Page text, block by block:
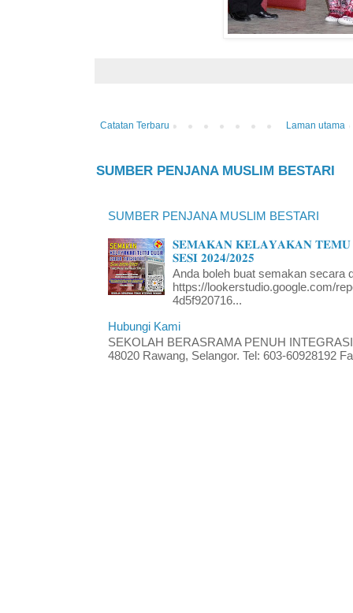
Catatan Terbaru Laman utama
SUMBER PENJANA MUSLIM BESTARI
SUMBER PENJANA MUSLIM BESTARI
𝐒𝐄𝐌𝐀𝐊𝐀𝐍 𝐊𝐄𝐋𝐀𝐘𝐀𝐊𝐀𝐍 𝐓𝐄𝐌𝐔
𝐒𝐄𝐒𝐈 𝟐𝟎𝟐𝟒/𝟐𝟎𝟐𝟓
Anda boleh buat semakan secara
https://lookerstudio.google.com/
4d5f920716...
Hubungi Kami
SEKOLAH BERASRAMA PENUH
48020 Rawang, Selangor. Tel: 603-60928192